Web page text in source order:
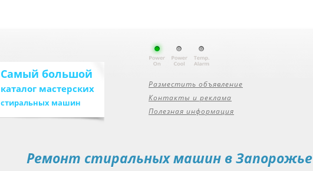
Самый большой
каталог мастерских
стиральных машин
Разместить объявление
Контакты и реклама
Полезная информация
Ремонт стиральных машин в Запорожье